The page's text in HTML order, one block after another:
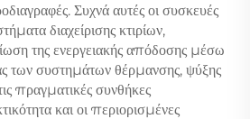
Συχνά αυτές οι συσκευές
διαχείρισης κτιρίων,
της ενεργειακής απόδοσης μέσω
των συστημάτων θέρμανσης, ψύξης
πραγματικές συνθήκες
και οι περιορισμένες